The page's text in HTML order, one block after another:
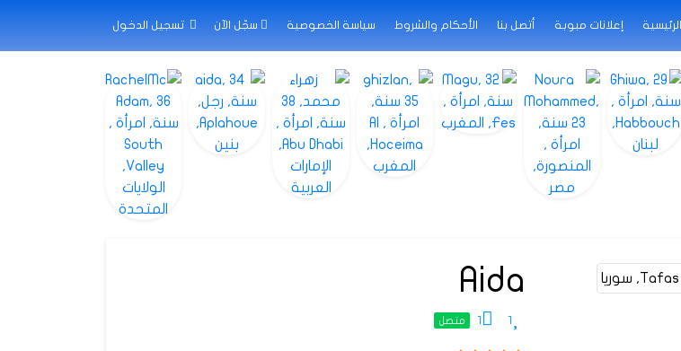
الرئيسية إعلانات مبوبة أتصل بنا الأحكام والشروط سياسة الخصوصية سجّل الآن تسجيل الدخول
Aida
1
1 متصل